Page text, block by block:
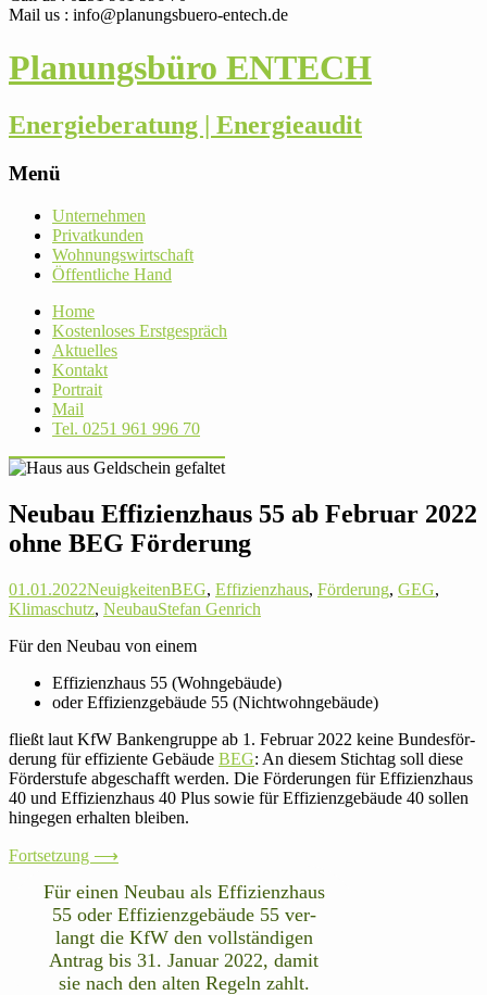
Mail us : info@planungsbuero-entech.de
Planungsbüro ENTECH
Energieberatung | Energieaudit
Menü
Skip
content
Unter­nehmen
Pri­vat­kunden
Woh­nungs­wirt­schaft
Öffent­liche Hand
Home
Kos­ten­loses Erstgespräch
Aktu­elles
Kontakt
Por­trait
Mail
Tel. 0251 961 996 70
Neubau Effizienz­haus 55 ab Februar 2022
ohne BEG Förderung
01.01.2022NeuigkeitenBEG, Effizienzhaus, Förderung, GEG,
Klimaschutz, NeubauStefan Genrich
Für den Neubau von einem
Effizienz­haus 55 (Wohn­ge­bäude)
oder Effizienz­gebäude 55 (Nicht­wohn­ge­bäude)
fließt laut KfW Ban­ken­gruppe ab 1. Februar 2022 keine Bun­des­för­
de­rung für effi­zi­ente Gebäude BEG: An diesem Stichtag soll diese
För­der­stufe abge­schafft werden. Die För­de­rungen für Effizienz­haus
40 und Effizienz­haus 40 Plus sowie für Effizienz­gebäude 40 sollen
hin­gegen erhalten bleiben.
Fort­set­zung ⟶
Für einen Neubau als Effizienz­haus
55 oder Effizienz­gebäude 55 ver­
langt die KfW den voll­stän­digen
Antrag bis 31. Januar 2022, damit
sie nach den alten Regeln zahlt.